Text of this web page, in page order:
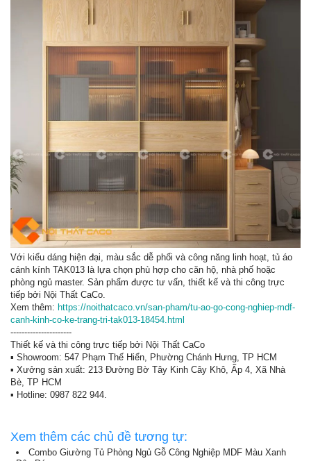
Với kiểu dáng hiện đại, màu sắc dễ phối và công năng linh hoạt, tủ áo
cánh kính TAK013 là lựa chọn phù hợp cho căn hộ, nhà phố hoặc
phòng ngủ master. Sản phẩm được tư vấn, thiết kế và thi công trực
tiếp bởi Nội Thất CaCo.
Xem thêm: https://noithatcaco.vn/san-pham/tu-ao-go-cong-nghiep-mdf-
canh-kinh-co-ke-trang-tri-tak013-18454.html
----------------------
Thiết kế và thi công trực tiếp bởi Nội Thất CaCo
▪ Showroom: 547 Phạm Thế Hiển, Phường Chánh Hưng, TP HCM
▪ Xưởng sản xuất: 213 Đường Bờ Tây Kinh Cây Khô, Ấp 4, Xã Nhà
Bè, TP HCM
▪ Hotline: 0987 822 944.
Xem thêm các chủ đề tương tự:
Combo Giường Tủ Phòng Ngủ Gỗ Công Nghiệp MDF Màu Xanh